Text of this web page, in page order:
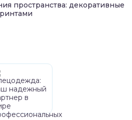
пространства: декоративные